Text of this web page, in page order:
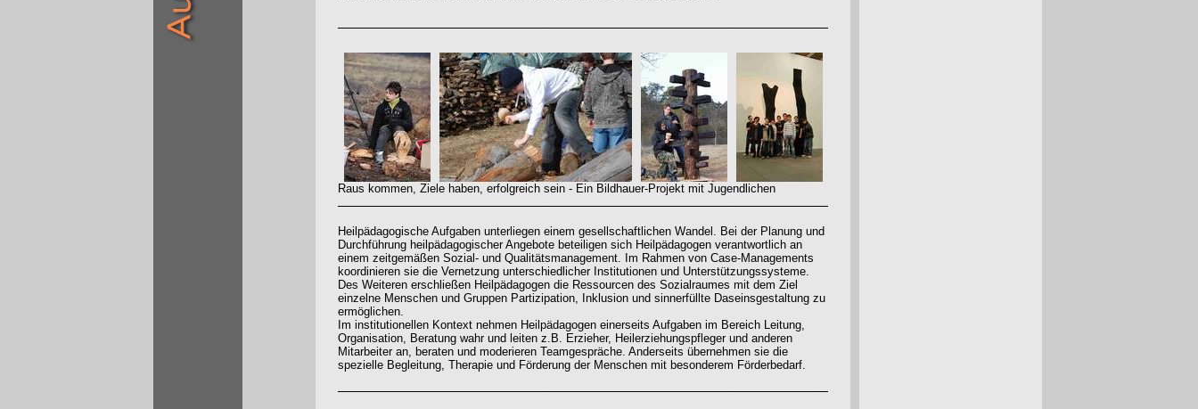
Raus kommen, Ziele haben, erfolgreich sein - Ein Bildhauer-Projekt mit Jugendlichen
Heilpädagogische Aufgaben unterliegen einem gesellschaftlichen Wandel. Bei der Planung und
Durchführung heilpädagogischer Angebote beteiligen sich Heilpädagogen verantwortlich an
einem zeitgemäßen Sozial- und Qualitätsmanagement. Im Rahmen von Case-Managements
koordinieren sie die Vernetzung unterschiedlicher Institutionen und Unterstützungssysteme.
Des Weiteren erschließen Heilpädagogen die Ressourcen des Sozialraumes mit dem Ziel
einzelne Menschen und Gruppen Partizipation, Inklusion und sinnerfüllte Daseinsgestaltung zu
ermöglichen.
Im institutionellen Kontext nehmen Heilpädagogen einerseits Aufgaben im Bereich Leitung,
Organisation, Beratung wahr und leiten z.B. Erzieher, Heilerziehungspfleger und anderen
Mitarbeiter an, beraten und moderieren Teamgespräche. Anderseits übernehmen sie die
spezielle Begleitung, Therapie und Förderung der Menschen mit besonderem Förderbedarf.